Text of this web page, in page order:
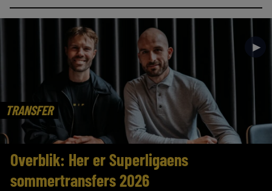
TRANSFER
►
Overblik: Her er Superligaens
sommertransfers 2026